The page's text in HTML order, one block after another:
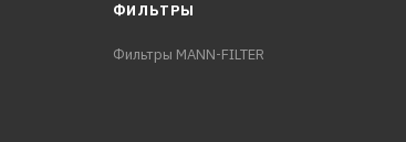
ФИЛЬТРЫ
Фильтры MANN-FILTER